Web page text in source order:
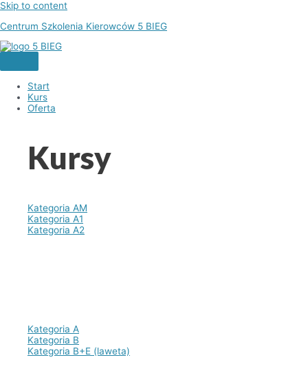
Skip to content
Centrum Szkolenia Kierowców 5 BIEG
Start
Kurs
Oferta
Kursy
Kategoria AM
Kategoria A1
Kategoria A2
Kategoria A
Kategoria B
Kategoria B+E (laweta)